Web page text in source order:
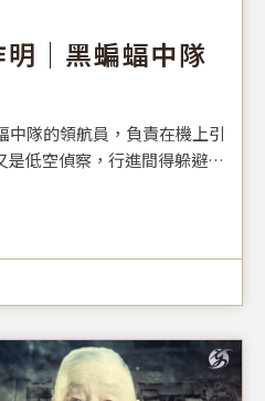
明｜黑蝙蝠中隊
中隊的領航員，負責在機上引
低空偵察，行進間得躲避障
位置、高度及行進方向，一